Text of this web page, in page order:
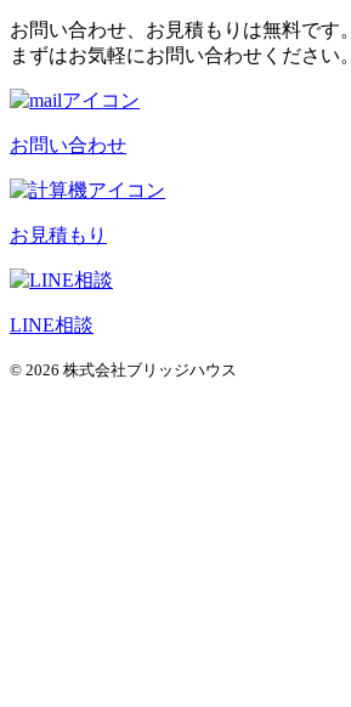
お問い合わせ、お見積もりは無料です。
まずはお気軽にお問い合わせください。
お問い合わせ
お見積もり
LINE相談
© 2026 株式会社ブリッジハウス